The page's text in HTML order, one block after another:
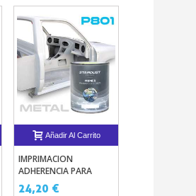
Añadir Al Carrito
IMPRIMACION
ADHERENCIA PARA
METALES P801
24,20 €